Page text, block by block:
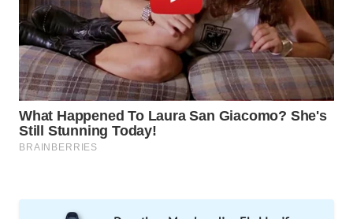
WAHANA
DESA
WISATA
LAPAK
WAHANA